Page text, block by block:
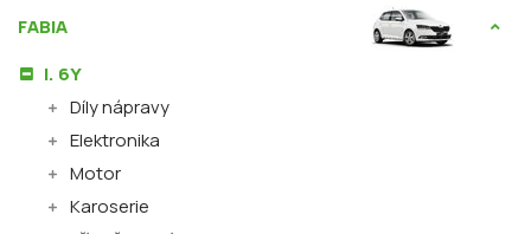
FABIA
I. 6Y
Díly nápravy
Elektronika
Motor
Karoserie